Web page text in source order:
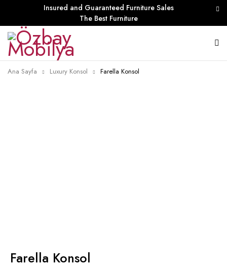
Insured and Guaranteed Furniture Sales
The Best Furniture
Ana Sayfa Luxury Konsol Farella Konsol
Farella Konsol